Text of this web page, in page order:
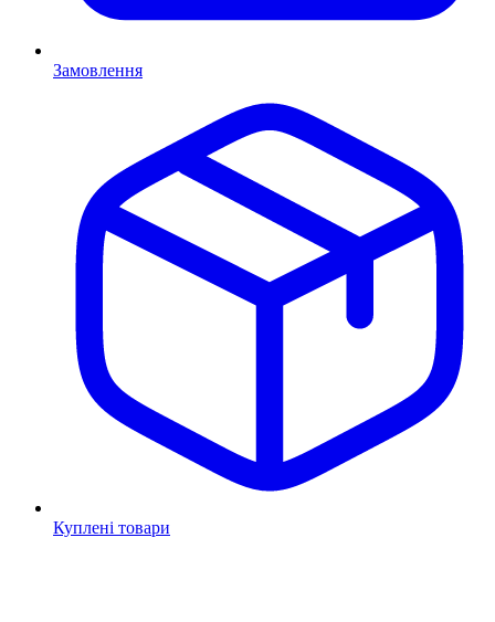
Замовлення
Куплені товари